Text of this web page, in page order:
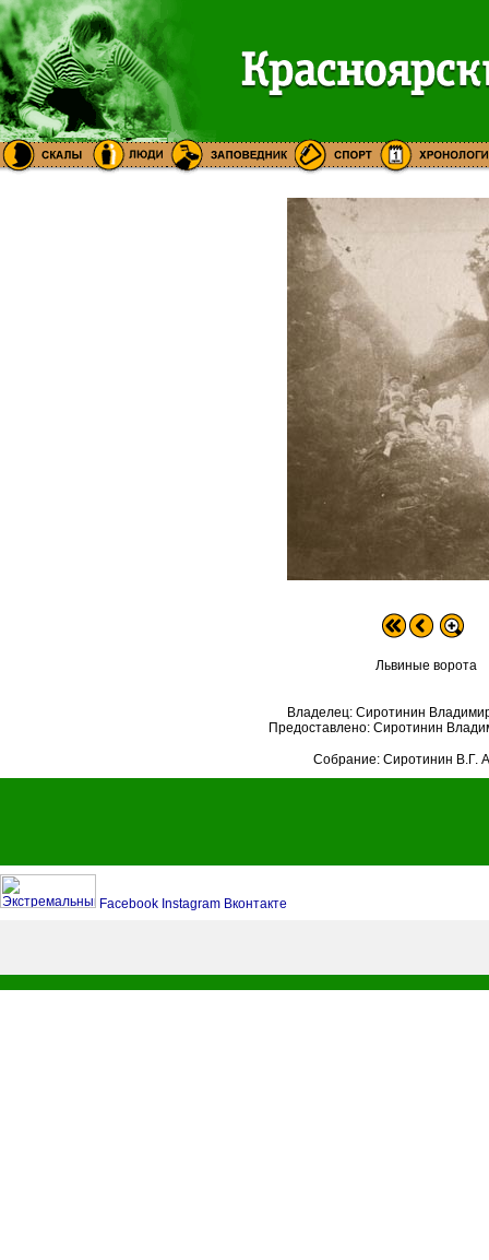
Львиные ворота
Владелец: Сиротинин
Предоставлено: Сиротинин
Собрание: Сиротинин В.Г.
Facebook Instagram Вконтакте